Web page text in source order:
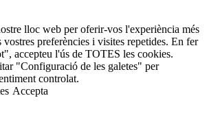
lloc web per oferir-vos l'experiència més
preferències i visites repetides. En fer
accepteu l'ús de TOTES les cookies.
"Configuració de les galetes" per
controlat.
Accepta